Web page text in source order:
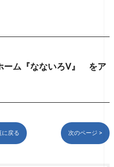
ム『なないろⅤ』 をア
に戻る 次のページ >